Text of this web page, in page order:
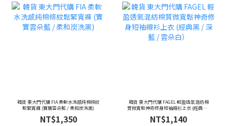
韓貨 東大門代購 FIA 柔軟水洗感純棉條紋
鬆緊寬褲 (寶寶雲朵藍 / 柔和炭洗黑)
NT$1,350
韓貨 東大門代購 FAGEL 輕盈透氣混紡棉
質微寬鬆神奇修身短袖襯衫上衣 (經典黑 /
深藍 / 雲朵白）
NT$1,140